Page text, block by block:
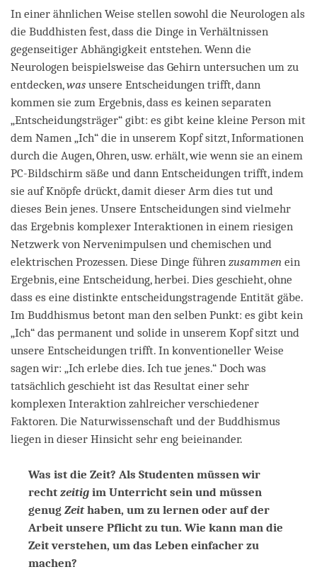
In einer ähnlichen Weise stellen sowohl die Neurologen als
die Buddhisten fest, dass die Dinge in Verhältnissen
gegenseitiger Abhängigkeit entstehen. Wenn die
Neurologen beispielsweise das Gehirn untersuchen um zu
entdecken,was unsere Entscheidungen trifft, dann
kommen sie zum Ergebnis, dass es keinen separaten
„Entscheidungsträger“ gibt: es gibt keine kleine Person mit
dem Namen „Ich“ die in unserem Kopf sitzt, Informationen
durch die Augen, Ohren, usw. erhält, wie wenn sie an einem
PC-Bildschirm säße und dann Entscheidungen trifft, indem
sie auf Knöpfe drückt, damit dieser Arm dies tut und
dieses Bein jenes. Unsere Entscheidungen sind vielmehr
das Ergebnis komplexer Interaktionen in einem riesigen
Netzwerk von Nervenimpulsen und chemischen und
elektrischen Prozessen. Diese Dinge führen zusammen ein
Ergebnis, eine Entscheidung, herbei. Dies geschieht, ohne
dass es eine distinkte entscheidungstragende Entität gäbe.
Im Buddhismus betont man den selben Punkt: es gibt kein
„Ich“ das permanent und solide in unserem Kopf sitzt und
unsere Entscheidungen trifft. In konventioneller Weise
sagen wir: „Ich erlebe dies. Ich tue jenes.“ Doch was
tatsächlich geschieht ist das Resultat einer sehr
komplexen Interaktion zahlreicher verschiedener
Faktoren. Die Naturwissenschaft und der Buddhismus
liegen in dieser Hinsicht sehr eng beieinander.
Was ist die Zeit? Als Studenten müssen wir
recht zeitig im Unterricht sein und müssen
genug Zeithaben, um zu lernen oder auf der
Arbeit unsere Pflicht zu tun. Wie kann man die
Zeit verstehen, um das Leben einfacher zu
machen?